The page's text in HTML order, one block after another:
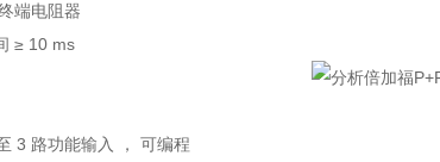
端电阻器
≥ 10 ms
3 路功能输入 ， 可编程